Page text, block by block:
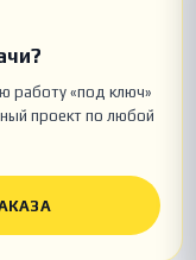
работу «под ключ»
проект по любой